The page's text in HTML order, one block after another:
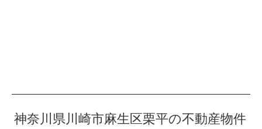
神奈川県川崎市麻生区栗平の不動産物件